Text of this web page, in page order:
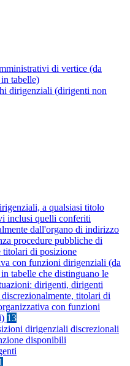
di vertice (da
tabelle)
dirigenziali (dirigenti non
a qualsiasi titolo
inclusi quelli conferiti
dall'organo di indirizzo
procedure pubbliche di
titolari di posizione
con funzioni dirigenziali (da
tabelle che distinguano le
dirigenti, dirigenti
titolari di
con funzioni
13
dirigenziali discrezionali
disponibili